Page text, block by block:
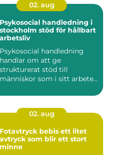
02. aug
Psykosocial handledning i
stockholm stöd för hållbart
arbetsliv
Psykosocial handledning
handlar om att ge
strukturerat stöd till
människor som i sitt arbete
02. aug
Fotavtryck bebis ett litet
avtryck som blir ett stort
minne